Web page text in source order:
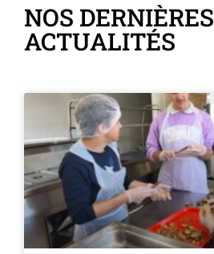
NOS DERNIÈRES
ACTUALITÉS